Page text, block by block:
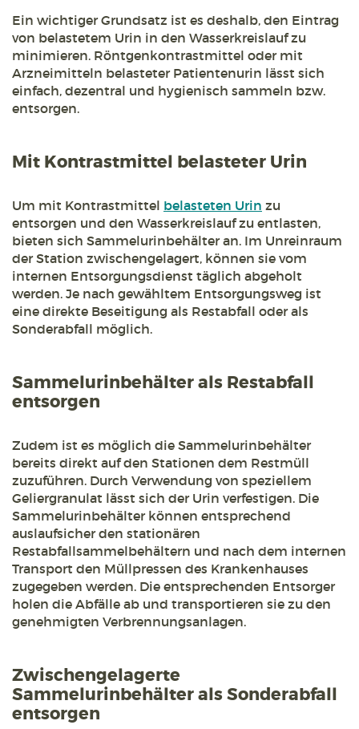
Ein wichtiger Grundsatz ist es deshalb, den Eintrag
von belastetem Urin in den Wasserkreislauf zu
minimieren. Röntgenkontrastmittel oder mit
Arzneimitteln belasteter Patientenurin lässt sich
einfach, dezentral und hygienisch sammeln bzw.
entsorgen.
Mit Kontrastmittel belasteter Urin
Um mit Kontrastmittel belasteten Urin zu
entsorgen und den Wasserkreislauf zu entlasten,
bieten sich Sammelurinbehälter an. Im Unreinraum
der Station zwischengelagert, können sie vom
internen Entsorgungsdienst täglich abgeholt
werden. Je nach gewähltem Entsorgungsweg ist
eine direkte Beseitigung als Restabfall oder als
Sonderabfall möglich.
Sammelurinbehälter als Restabfall
entsorgen
Zudem ist es möglich die Sammelurinbehälter
bereits direkt auf den Stationen dem Restmüll
zuzuführen. Durch Verwendung von speziellem
Geliergranulat lässt sich der Urin verfestigen. Die
Sammelurinbehälter können entsprechend
auslaufsicher den stationären
Restabfallsammelbehältern und nach dem internen
Transport den Müllpressen des Krankenhauses
zugegeben werden. Die entsprechenden Entsorger
holen die Abfälle ab und transportieren sie zu den
genehmigten Verbrennungsanlagen.
Zwischengelagerte
Sammelurinbehälter als Sonderabfall
entsorgen